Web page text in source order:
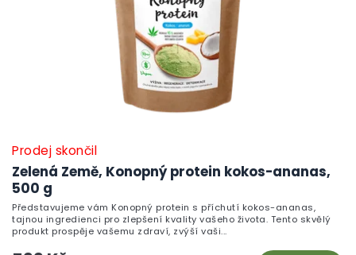
Zelená Země, Konopný protein kokos-ananas,
500 g
Prodej skončil
Představujeme vám Konopný protein s příchutí kokos-ananas,
tajnou ingredienci pro zlepšení kvality vašeho života. Tento skvělý
produkt prospěje vašemu zdraví, zvýší vaši...